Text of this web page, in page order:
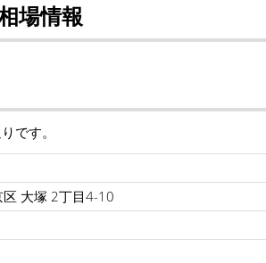
場情報
です。
大塚 2丁目4-10